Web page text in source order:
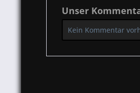
Unser
Kein Kommentar